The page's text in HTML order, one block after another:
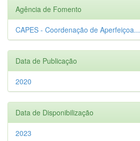
Agência de Fomento
CAPES - Coordenação de Aperfeiçoa...
Data de Publicação
2020
Data de Disponibilização
2023